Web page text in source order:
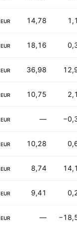
EUR 14,78
EUR 18,16
EUR 36,98
EUR 10,75
EUR —
EUR 10,28
EUR 8,74
EUR 9,41
EUR —